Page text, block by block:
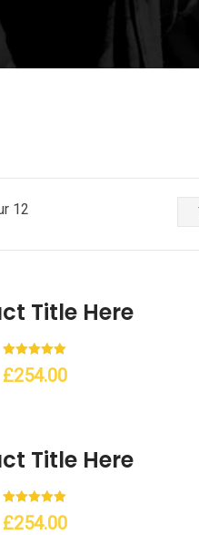
12
Title Here
Note
5.00
£254.00
Title Here
Note
5.00
£254.00